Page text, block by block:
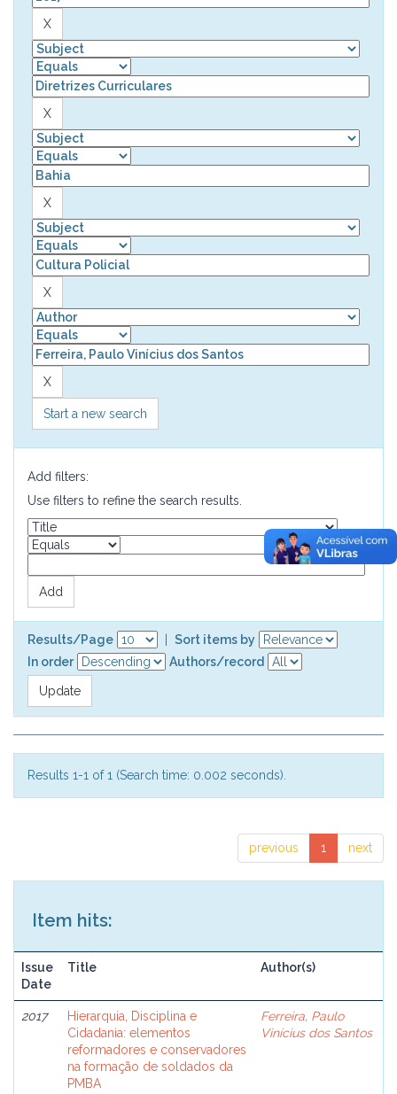
Start a new search
Add filters:
Use filters to refine the search results.
Results/Page
Sort items by
In order
Authors/record
Results 1-1 of 1 (Search time: 0.002 seconds).
previous 1 next
Item hits:
Issue
Date
Title Author(s)
2017
Hierarquia, Disciplina e
Cidadania: elementos
reformadores e conservadores
na formação de soldados da
PMBA
Ferreira, Paulo
Vinícius dos Santos